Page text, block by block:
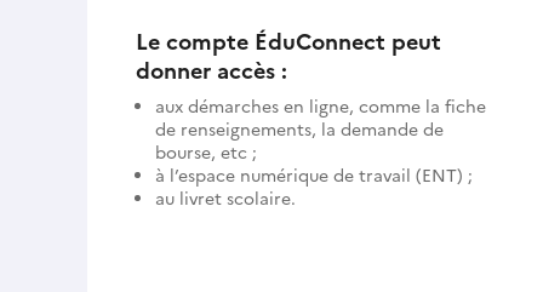
Le compte ÉduConnect peut
donner accès :
aux démarches en ligne, comme la fiche
de renseignements, la demande de
bourse, etc ;
à l’espace numérique de travail (ENT) ;
au livret scolaire.